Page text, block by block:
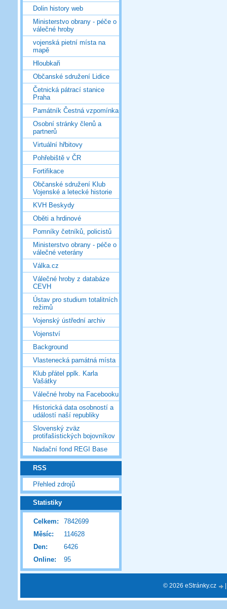
Dolin history web
Ministerstvo obrany - péče o
válečné hroby
vojenská pietní místa na
mapě
Hloubkaři
Občanské sdružení Lidice
Četnická pátrací stanice
Praha
Památník Čestná vzpomínka
Osobní stránky členů a
partnerů
Virtuální hřbitovy
Pohřebiště v ČR
Fortifikace
Občanské sdružení Klub
Vojenské a letecké historie
KVH Beskydy
Oběti a hrdinové
Pomníky četníků, policistů
Ministerstvo obrany - péče o
válečné veterány
Válka.cz
Válečné hroby z databáze
CEVH
Ústav pro studium totalitních
režimů
Vojenský ústřední archiv
Vojenství
Background
Vlastenecká památná místa
Klub přátel pplk. Karla
Vašátky
Válečné hroby na Facebooku
Historická data osobností a
událostí naší republiky
Slovenský zväz
protifašistických bojovníkov
Nadační fond REGI Base
RSS
Přehled zdrojů
Statistiky
Online: 95
Celkem:
7842699
Měsíc:
114628
Den:
6426
© 2026 eStránky.cz